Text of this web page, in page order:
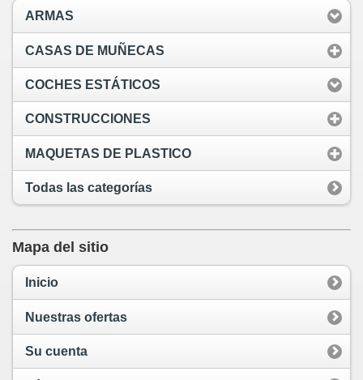
ARMAS
CASAS DE MUÑECAS
COCHES ESTÁTICOS
CONSTRUCCIONES
MAQUETAS DE PLASTICO
Todas las categorías
Mapa del sitio
Inicio
Nuestras ofertas
Su cuenta